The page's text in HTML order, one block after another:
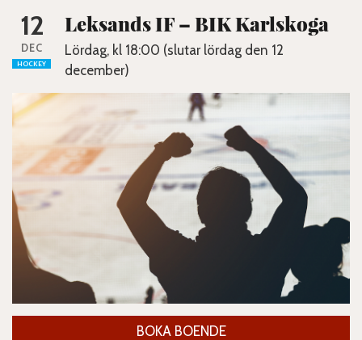
12
DEC
HOCKEY
Leksands IF – BIK Karlskoga
Lördag, kl 18:00 (slutar lördag den 12
december)
BOKA BOENDE